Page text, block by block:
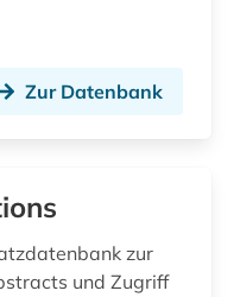
Zur Datenbank
zur
und Zugriff